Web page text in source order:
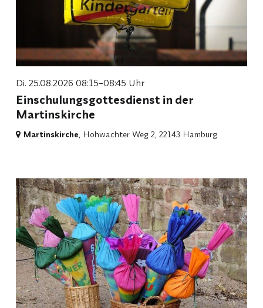
Di. 25.08.2026 08:15–08:45 Uhr
Einschulungsgottesdienst in der
Martinskirche
Martinskirche, Hohwachter Weg 2, 22143 Hamburg